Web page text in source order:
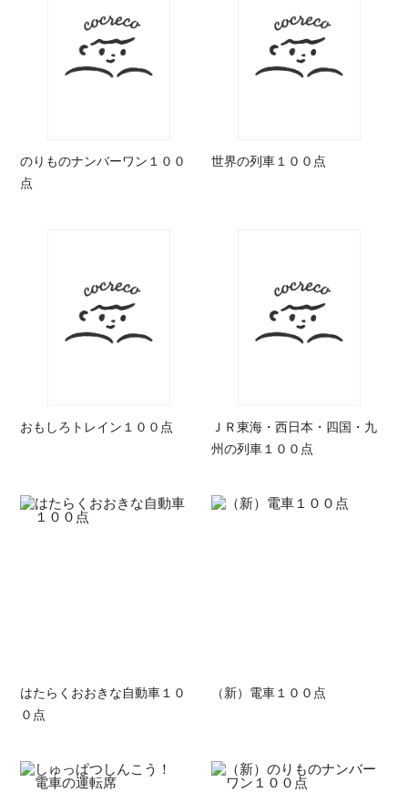
のりものナンバーワン１００
点
世界の列車１００点
おもしろトレイン１００点
ＪＲ東海・西日本・四国・九
州の列車１００点
はたらくおおきな自動車１０
０点
（新）電車１００点